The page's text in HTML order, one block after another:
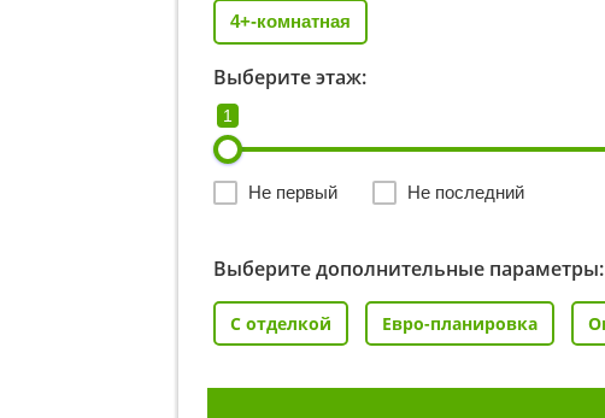
4+-комнатная
Выберите этаж:
1
Не первый Не последний
Выберите дополнительные параметры:
С отделкой Евро-планировка